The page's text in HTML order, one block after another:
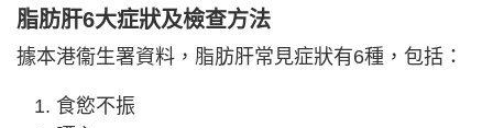
脂肪肝6大症狀及檢查方法
據本港衞生署資料，脂肪肝常見症狀有6種，包括：
食慾不振